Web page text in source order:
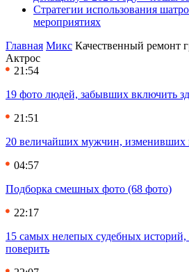
Стратегии использования
мероприятиях
Главная Микс Качественный ремонт
Актрос
21:54
19 фото людей, забывших включить
21:51
20 величайших мужчин, изменивших
04:57
Подборка смешных фото (68 фото)
22:17
15 самых нелепых судебных историй,
поверить